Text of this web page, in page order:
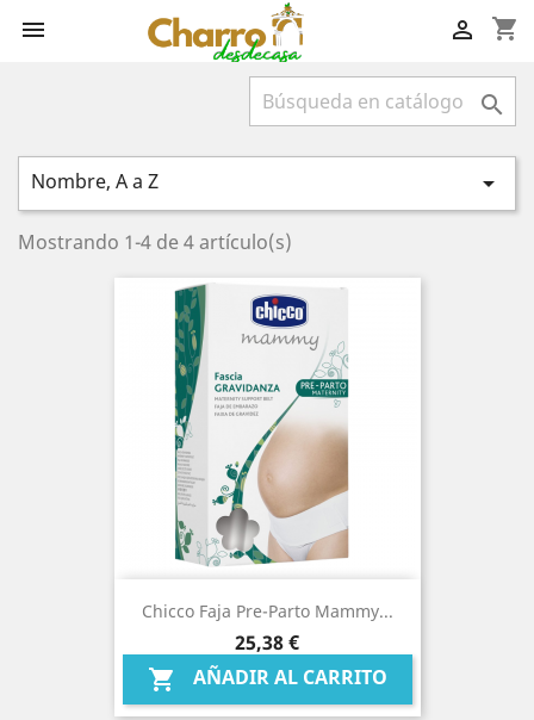
 shopping_cart


Nombre, A a Z 
Mostrando 1-4 de 4 artículo(s)
Chicco Faja Pre-Parto Mammy...
Precio
25,38 €
 AÑADIR AL CARRITO